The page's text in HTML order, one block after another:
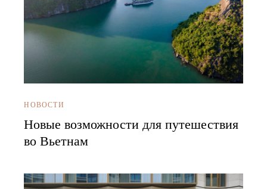
НОВОСТИ
Новые возможности для путешествия
во Вьетнам